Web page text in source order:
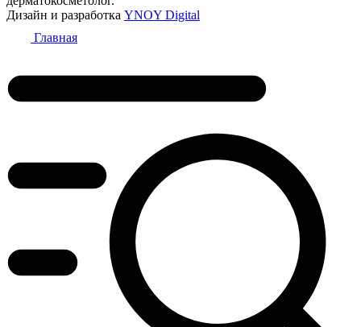
Дизайн и разработка YNOY Digital
Главная